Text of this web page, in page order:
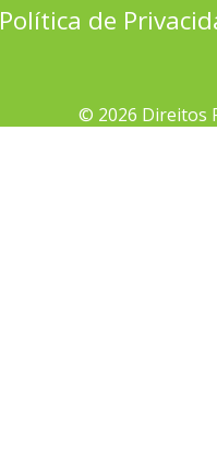
Política de
© 2026 Direitos